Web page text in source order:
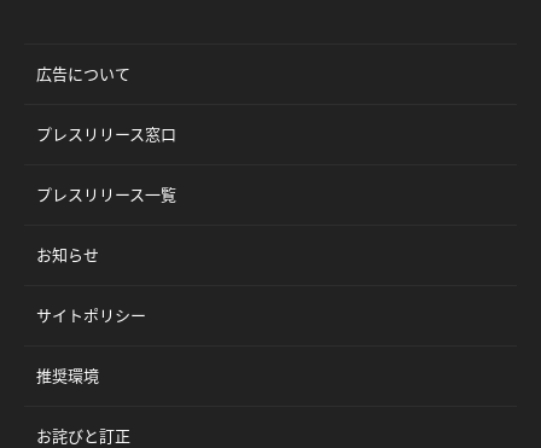
広告について
プレスリリース窓口
プレスリリース一覧
お知らせ
サイトポリシー
推奨環境
お詫びと訂正